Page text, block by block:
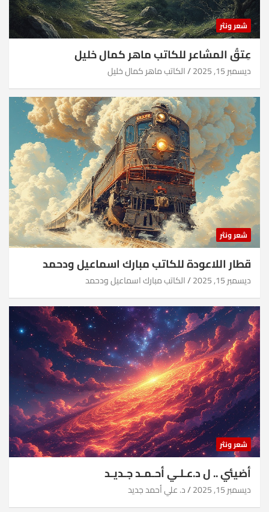
شعر ونثر
عِتقُ المشاعر للكاتب ماهر كمال خليل
ديسمبر 15, 2025 الكاتب ماهر كمال خليل
شعر ونثر
قطار اللاعودة للكاتب مبارك اسماعيل ودحمد
ديسمبر 15, 2025 الكاتب مبارك اسماعيل ودحمد
شعر ونثر
أضيئي .. ل د.عـلـي أحـمـد جـديـد
ديسمبر 15, 2025 د. علي أحمد جديد